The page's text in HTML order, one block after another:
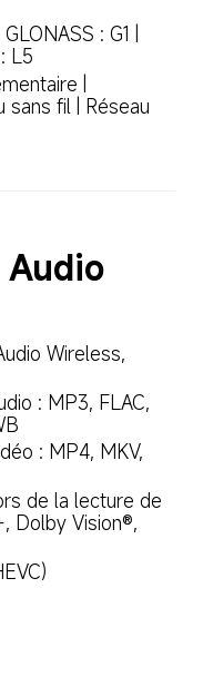
: G1 |
L5
|
sans fil | Réseau
Wireless,
: MP3, FLAC,
: MP4, MKV,
de la lecture de
Dolby Vision®,